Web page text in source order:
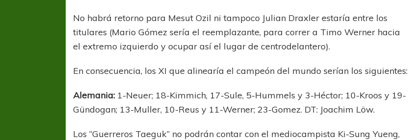
No habrá retorno para Mesut Ozil ni tampoco Julian Draxler estaría entre los
titulares (Mario Gómez sería el reemplazante, para correr a Timo Werner hacia
el extremo izquierdo y ocupar así el lugar de centrodelantero).
En consecuencia, los XI que alinearía el campeón del mundo serían los siguientes:
Alemania: 1-Neuer; 18-Kimmich, 17-Sule, 5-Hummels y 3-Héctor; 10-Kroos y 19-
Gündogan; 13-Muller, 10-Reus y 11-Werner; 23-Gomez. DT: Joachim Löw.
Los “Guerreros Taeguk” no podrán contar con el mediocampista Ki-Sung Yueng,
COPA SUDAMERICANA TIGRE
A pesar de la derrota Tigre avanzó a